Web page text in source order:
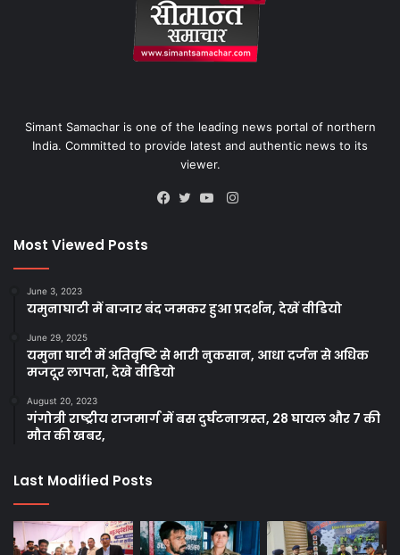
Simant Samachar is one of the leading news portal of northern
India. Committed to provide latest and authentic news to its
viewer.
Instagram
Most Viewed Posts
June 3, 2023
यमुनाघाटी में बाजार बंद जमकर हुआ प्रदर्शन, देखें वीडियो
June 29, 2025
यमुना घाटी में अतिवृष्टि से भारी नुकसान, आधा दर्जन से अधिक
मजदूर लापता, देखे वीडियो
August 20, 2023
गंगोत्री राष्ट्रीय राजमार्ग में बस दुर्घटनाग्रस्त, 28 घायल और 7 की
मौत की खबर,
Last Modified Posts